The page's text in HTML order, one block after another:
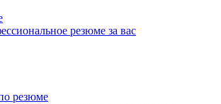
резюме за вас
резюме